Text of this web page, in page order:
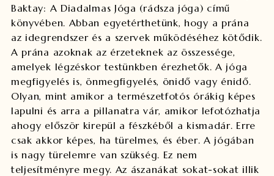
Baktay: A Diadalmas Jóga (rádsza jóga) című
könyvében. Abban egyetérthetünk, hogy a prána
az idegrendszer és a szervek működéséhez kötődik.
A prána azoknak az érzeteknek az összessége,
amelyek légzéskor testünkben érezhetők. A jóga
megfigyelés is, önmegfigyelés, önidő vagy énidő.
Olyan, mint amikor a természetfotós órákig képes
lapulni és arra a pillanatra vár, amikor lefotózhatja
ahogy először kirepül a fészkéből a kismadár. Erre
csak akkor képes, ha türelmes, és éber. A jógában
is nagy türelemre van szükség. Ez nem
teljesítményre megy. Az ászanákat sokat-sokat illik